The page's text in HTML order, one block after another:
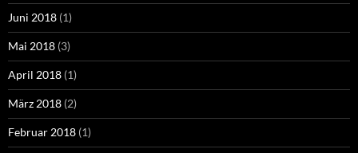
Juni 2018 (1)
Mai 2018 (3)
April 2018 (1)
März 2018 (2)
Februar 2018 (1)